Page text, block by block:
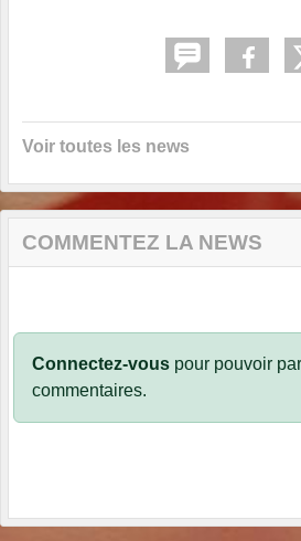
Voir toutes les news
COMMENTEZ LA NEWS
Connectez-vous pour pouvoir
commentaires.